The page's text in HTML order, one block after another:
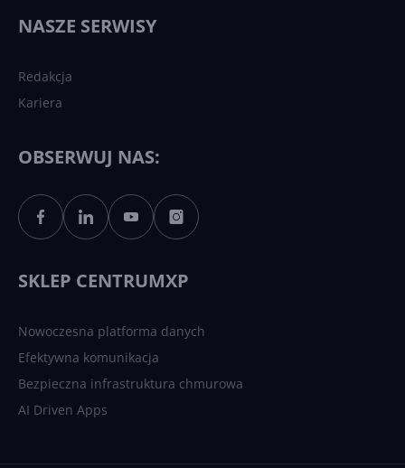
Sztuczna inteligencja po
polsku. Dość barier
NASZE SERWISY
Redakcja
Kariera
OBSERWUJ NAS:
SKLEP CENTRUMXP
Nowoczesna platforma danych
Efektywna komunikacja
Bezpieczna infrastruktura chmurowa
AI Driven Apps